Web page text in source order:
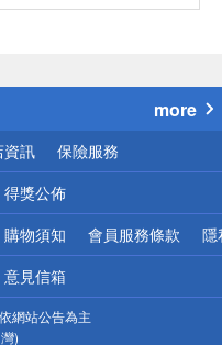
more
資訊 保險服務
得獎公佈
購物須知 會員服務條款 隱
意見信箱
網站公告為主
)